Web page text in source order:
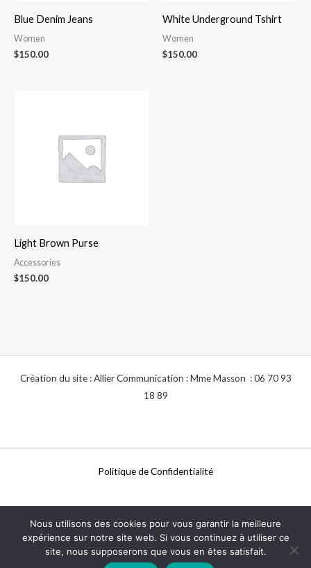
Blue Denim Jeans
Women
$150.00
White Underground Tshirt
Women
$150.00
Light Brown Purse
Accessories
$150.00
Création du site : Allier Communication : Mme Masson : 06 70 93
18 89
Politique de Confidentialité
Mentions Légales
Nous utilisons des cookies pour vous garantir la meilleure
expérience sur notre site web. Si vous continuez à utiliser ce
site, nous supposerons que vous en êtes satisfait.